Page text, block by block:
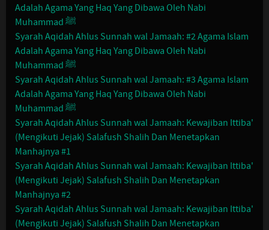
Adalah Agama Yang Haq Yang Dibawa Oleh Nabi
Muhammad ﷺ
Syarah Aqidah Ahlus Sunnah wal Jamaah: #2 Agama Islam
Adalah Agama Yang Haq Yang Dibawa Oleh Nabi
Muhammad ﷺ
Syarah Aqidah Ahlus Sunnah wal Jamaah: #3 Agama Islam
Adalah Agama Yang Haq Yang Dibawa Oleh Nabi
Muhammad ﷺ
Syarah Aqidah Ahlus Sunnah wal Jamaah: Kewajiban Ittiba'
(Mengikuti Jejak) Salafush Shalih Dan Menetapkan
Manhajnya #1
Syarah Aqidah Ahlus Sunnah wal Jamaah: Kewajiban Ittiba'
(Mengikuti Jejak) Salafush Shalih Dan Menetapkan
Manhajnya #2
Syarah Aqidah Ahlus Sunnah wal Jamaah: Kewajiban Ittiba'
(Mengikuti Jejak) Salafush Shalih Dan Menetapkan